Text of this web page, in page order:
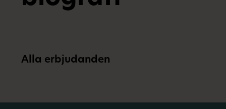
Alla erbjudanden